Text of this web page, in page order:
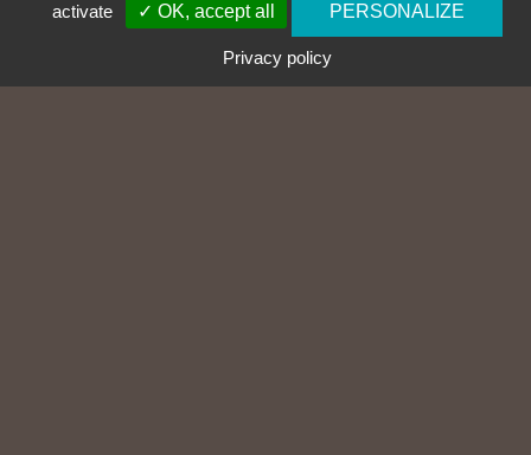
activate
✓ OK, accept all PERSONALIZE
Privacy policy